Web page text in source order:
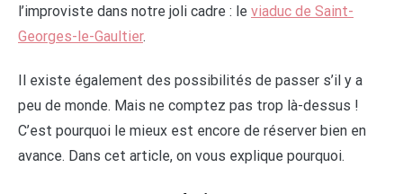
l’improviste dans notre joli cadre : le viaduc de Saint-
Georges-le-Gaultier.
Kasyna online to coraz bardziej popularna forma rozrywki,
która przyciąga graczy na całym świecie. Wygoda, jaką
oferują, sprawia, że gracze mogą cieszyć się swoimi
ulubionymi grami bez wychodzenia z domu. Platformy te
Il existe également des possibilités de passer s’il y a
peu de monde. Mais ne comptez pas trop là-dessus !
C’est pourquoi le mieux est encore de réserver bien en
avance. Dans cet article, on vous explique pourquoi.